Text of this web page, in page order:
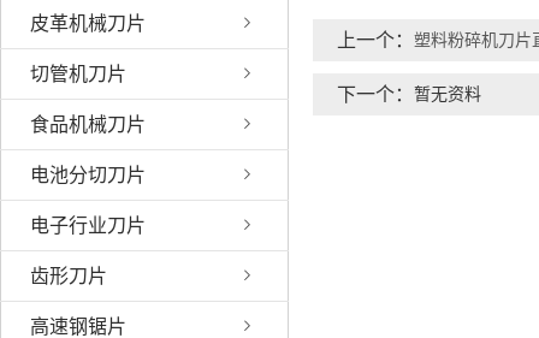
皮革机械刀片
切管机刀片
食品机械刀片
电池分切刀片
电子行业刀片
齿形刀片
高速钢锯片
上一个： 塑料粉碎机刀片
下一个： 暂无资料